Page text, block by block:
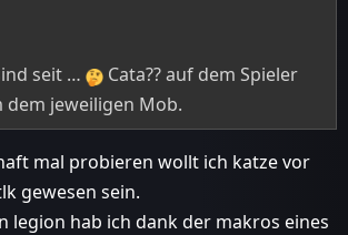
seit …
Cata?? auf dem Spieler
jeweiligen Mob.
mal probieren wollt ich katze vor
gewesen sein.
legion hab ich dank der makros eines